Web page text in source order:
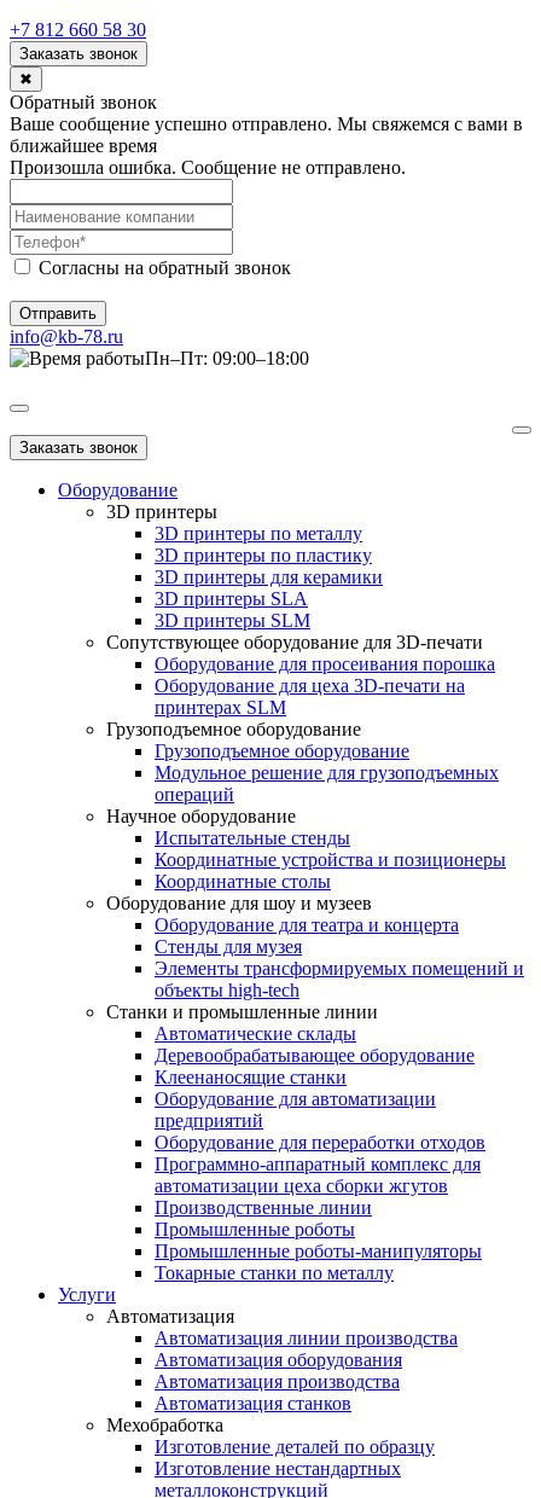
+7 812 660 58 30
Заказать звонок
✖
Обратный звонок
Ваше сообщение успешно отправлено. Мы свяжемся с вами в
ближайшее время
Произошла ошибка. Сообщение не отправлено.
Согласны на обратный звонок
Отправить
info@kb-78.ru
Пн–Пт: 09:00–18:00
Заказать звонок
Оборудование
3D принтеры
3D принтеры по металлу
3D принтеры по пластику
3D принтеры для керамики
3D принтеры SLA
3D принтеры SLM
Сопутствующее оборудование для 3D-печати
Оборудование для просеивания порошка
Оборудование для цеха 3D-печати на
принтерах SLM
Грузоподъемное оборудование
Грузоподъемное оборудование
Модульное решение для грузоподъемных
операций
Научное оборудование
Испытательные стенды
Координатные устройства и позиционеры
Координатные столы
Оборудование для шоу и музеев
Оборудование для театра и концерта
Стенды для музея
Элементы трансформируемых помещений и
объекты high-tech
Станки и промышленные линии
Автоматические склады
Деревообрабатывающее оборудование
Клеенаносящие станки
Оборудование для автоматизации
предприятий
Оборудование для переработки отходов
Программно-аппаратный комплекс для
автоматизации цеха сборки жгутов
Производственные линии
Промышленные роботы
Промышленные роботы-манипуляторы
Токарные станки по металлу
Услуги
Автоматизация
Автоматизация линии производства
Автоматизация оборудования
Автоматизация производства
Автоматизация станков
Мехобработка
Изготовление деталей по образцу
Изготовление нестандартных
металлоконструкций